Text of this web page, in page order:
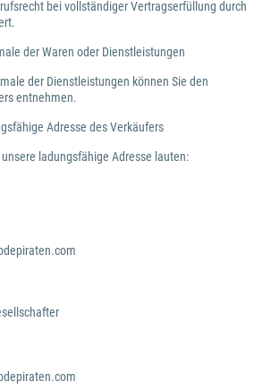
bei vollständiger Vertragserfüllung durch
der Waren oder Dienstleistungen
der Dienstleistungen können Sie den
entnehmen.
Adresse des Verkäufers
ladungsfähige Adresse lauten: